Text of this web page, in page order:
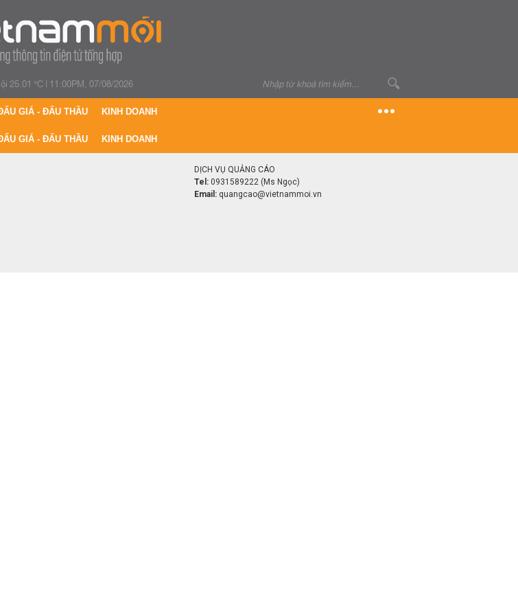
25.01 °C| 11:00PM, 07/08/2026
GIÁ - ĐẤU THẦU KINH DOANH
GIÁ - ĐẤU THẦU KINH DOANH
DỊCH VỤ QUẢNG CÁO
Tel: 0931589222 (Ms Ngọc)
Email: quangcao@vietnammoi.vn